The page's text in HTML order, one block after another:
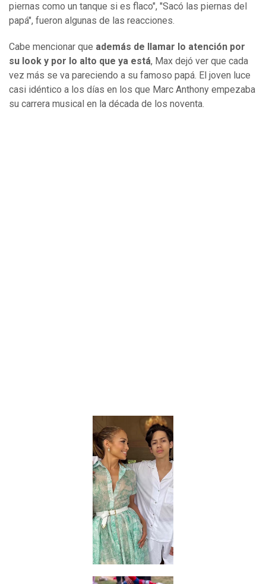
piernas como un tanque si es flaco", "Sacó las piernas del
papá", fueron algunas de las reacciones.
Cabe mencionar que además de llamar lo atención por
su look y por lo alto que ya está, Max dejó ver que cada
vez más se va pareciendo a su famoso papá. El joven luce
casi idéntico a los días en los que Marc Anthony empezaba
su carrera musical en la década de los noventa.